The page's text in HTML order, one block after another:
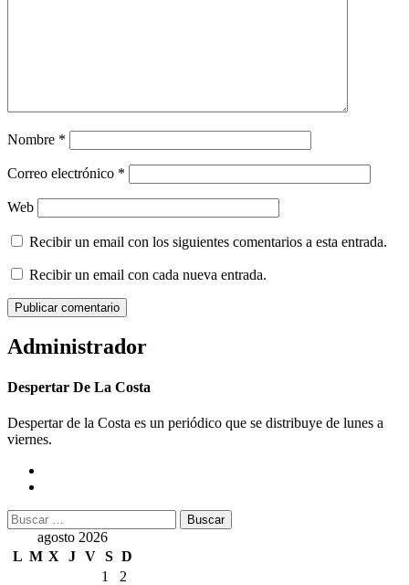
Nombre *
Correo electrónico *
Web
Recibir un email con los siguientes comentarios a esta entrada.
Recibir un email con cada nueva entrada.
Administrador
Despertar De La Costa
Despertar de la Costa es un periódico que se distribuye de lunes a
viernes.
Buscar:
agosto 2026
L M X J V S D
1
2